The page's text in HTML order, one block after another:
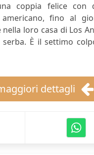
coppia felice
americano, fino al
loro casa di Los
È il settimo
dettagli